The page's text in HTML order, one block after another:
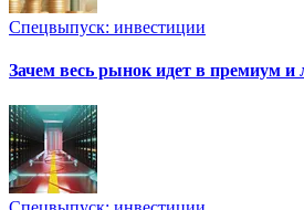
Спецвыпуск: инвестиции
Зачем весь рынок идет в премиум и